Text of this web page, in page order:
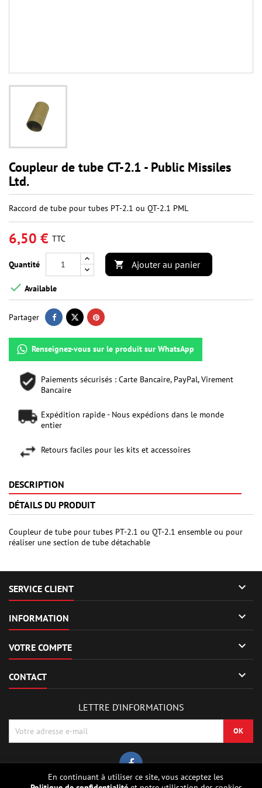
Coupleur de tube CT-2.1 - Public Missiles
Ltd.
Raccord de tube pour tubes PT-2.1 ou QT-2.1 PML
6,50 € TTC
Quantité  Ajouter au panier
 Available
Partager
Renseignez-vous sur le produit sur WhatsApp
Paiements sécurisés : Carte Bancaire, PayPal, Virement
Bancaire
Expédition rapide - Nous expédions dans le monde
entier
Retours faciles pour les kits et accessoires
DESCRIPTION
DÉTAILS DU PRODUIT
Coupleur de tube pour tubes PT-2.1 ou QT-2.1 ensemble ou pour
réaliser une section de tube détachable
SERVICE CLIENT 
INFORMATION 
VOTRE COMPTE 
CONTACT 
En continuant à utiliser ce site, vous acceptez les
LETTRE D'INFORMATIONS